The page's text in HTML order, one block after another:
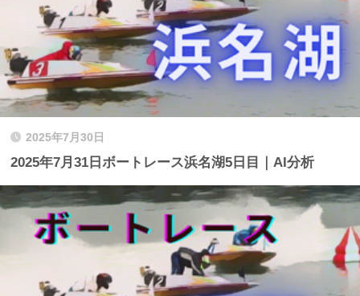
2025年7月30日
2025年7月31日ボートレース浜名湖5日目｜AI分析